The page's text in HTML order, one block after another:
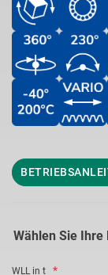
Wählen Sie
WLL in t